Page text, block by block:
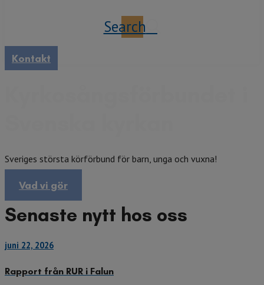
Search
Kontakt
Sveriges största körförbund för barn, unga och vuxna!
Vad vi gör
Senaste nytt hos oss
juni 22, 2026
Rapport från RUR i Falun